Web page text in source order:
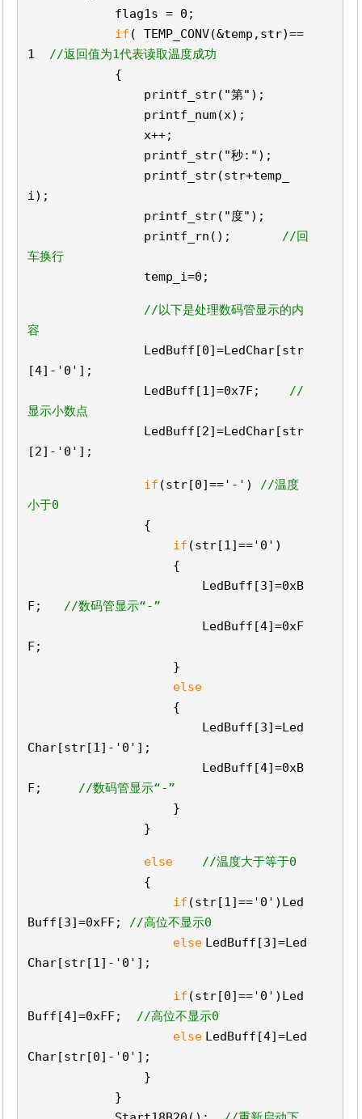
flag1s = 0;
if ( TEMP_CONV(&temp,str)==
1 //返回值为1代表读取温度成功
{
printf_str( "第" );
printf_num(x);
x++;
printf_str( "秒:" );
printf_str(str+temp_
i);
printf_str( "度" );
printf_rn(); //回
车换行
temp_i=0;
//以下是处理数码管显示的内
容
LedBuff[0]=LedChar[str
[4]- '0' ];
LedBuff[1]=0x7F; //
显示小数点
LedBuff[2]=LedChar[str
[2]- '0' ];
if (str[0]=='-' ) //温度
小于0
{
if (str[1]=='0' )
{
LedBuff[3]=0xB
F; //数码管显示“-”
LedBuff[4]=0xF
F;
}
else
{
LedBuff[3]=Led
Char[str[1]- '0' ];
LedBuff[4]=0xB
F; //数码管显示“-”
}
}
else
//温度大于等于0
{
if (str[1]=='0' )Led
Buff[3]=0xFF; //高位不显示0
else LedBuff[3]=Led
Char[str[1]- '0' ];
if (str[0]=='0' )Led
Buff[4]=0xFF; //高位不显示0
else LedBuff[4]=Led
Char[str[0]- '0' ];
}
}